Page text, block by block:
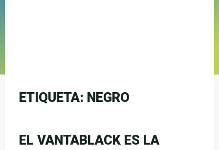
ETIQUETA: NEGRO
EL VANTABLACK ES LA